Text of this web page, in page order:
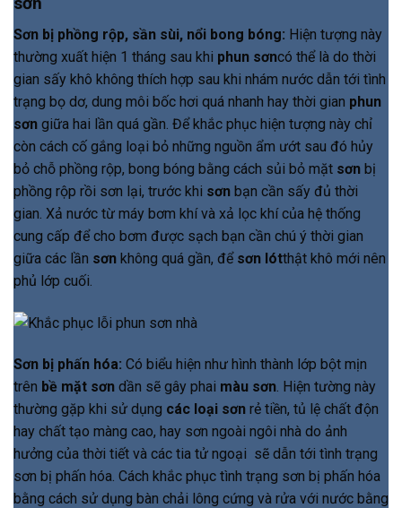
Sơn bị phồng rộp, sần sùi, nổi bong bóng: Hiện tượng này
thường xuất hiện 1 tháng sau khi phun sơncó thể là do thời
gian sấy khô không thích hợp sau khi nhám nước dẫn tới tình
trạng bọ dơ, dung môi bốc hơi quá nhanh hay thời gian phun
sơn giữa hai lần quá gần. Để khắc phục hiện tượng này chỉ
còn cách cố gắng loại bỏ những nguồn ẩm ướt sau đó hủy
bỏ chỗ phồng rộp, bong bóng bằng cách sủi bỏ mặt sơn bị
phồng rộp rồi sơn lại, trước khi sơn bạn cần sấy đủ thời
gian. Xả nước từ máy bơm khí và xả lọc khí của hệ thống
cung cấp để cho bơm được sạch bạn cần chú ý thời gian
giữa các lần sơn không quá gần, để sơn lótthật khô mới nên
phủ lớp cuối.
Sơn bị phấn hóa: Có biểu hiện như hình thành lớp bột mịn
trên bề mặt sơn dần sẽ gây phai màu sơn. Hiện tường này
thường gặp khi sử dụng các loại sơn rẻ tiền, tủ lệ chất độn
hay chất tạo màng cao, hay sơn ngoài ngôi nhà do ảnh
hưởng của thời tiết và các tia tử ngoại sẽ dẫn tới tình trạng
sơn bị phấn hóa. Cách khắc phục tình trạng sơn bị phấn hóa
bằng cách sử dụng bàn chải lông cứng và rửa với nước bằng